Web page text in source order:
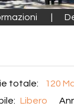
totale: 120
Libero